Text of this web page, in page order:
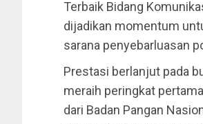
Terbaik Bidang
dijadikan momentum
sarana penyebarluasan
Prestasi berlanjut pada
meraih peringkat
dari Badan Pangan